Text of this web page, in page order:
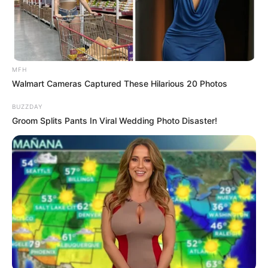
pada menit terakhir.
Hal paling menantang tentang pekerjaannya adalah selalu
memunculkan ide-ide baru.
Sementara itu, momen paling berkesan adalah saat ia live dan
berinteraksi dengan para penggemarnya.
game.
Ketika dia masih kecil, suka menonton pemandangan hijau,
gameplay, dan video montase.
Merasa beruntung karena orang tuanya membiarkan dia tinggal
di rumah dan bermain video game sepanjang waktu ketika dia
masih kecil.
Impian masa kecilnya adalah menjadi perancang busana.
Jarang mendapatkan hadiah ulang tahun yang dia inginkan
ketika dia masih kecil, meskipun telah memintanya.
MFH
Walmart Cameras Captured These Hilarious 20 Photos
BUZZDAY
Groom Splits Pants In Viral Wedding Photo Disaster!